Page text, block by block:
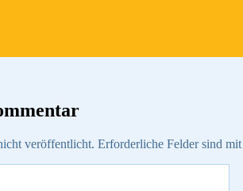
veröffentlicht. Erforderliche Felder sind mit